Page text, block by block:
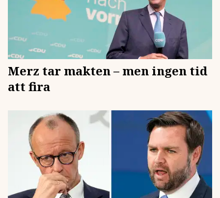
Merz tar makten – men ingen tid
att fira